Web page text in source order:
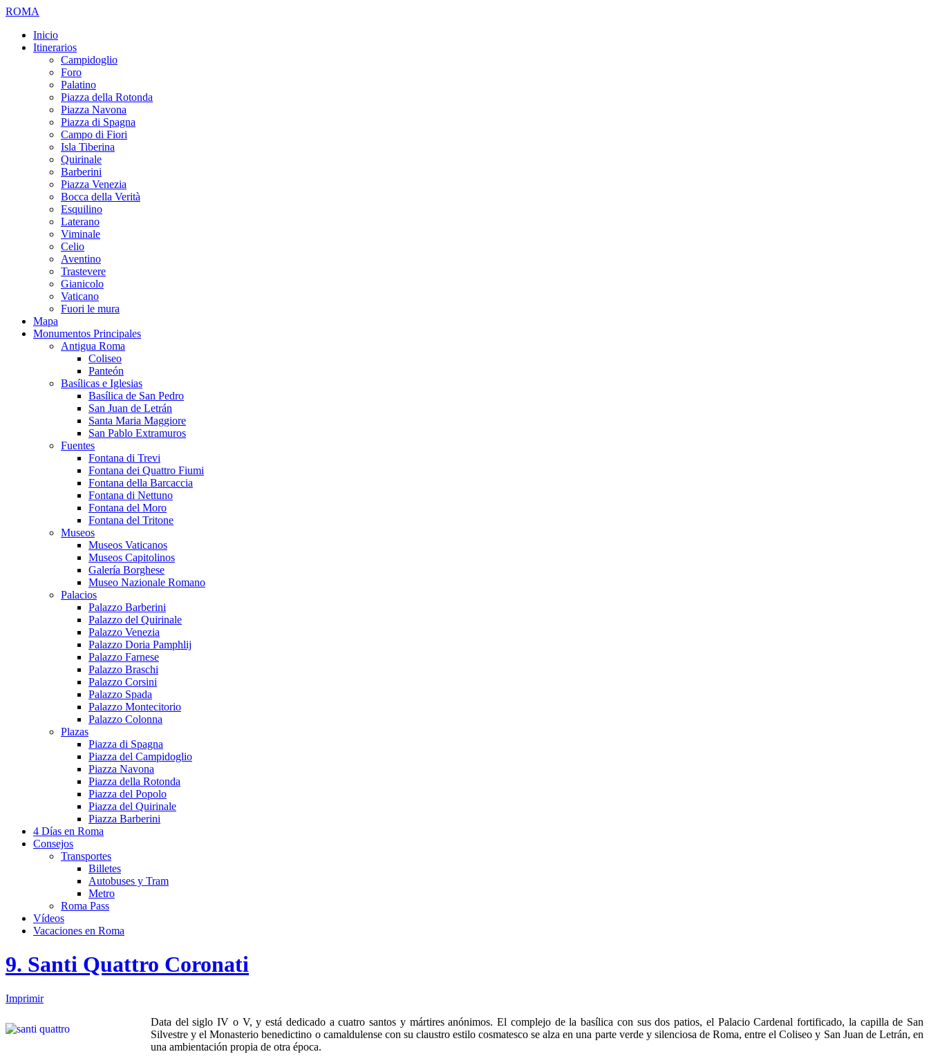
ROMA
Inicio
Itinerarios
Campidoglio
Foro
Palatino
Piazza della Rotonda
Piazza Navona
Piazza di Spagna
Campo di Fiori
Isla Tiberina
Quirinale
Barberini
Piazza Venezia
Bocca della Verità
Esquilino
Laterano
Viminale
Celio
Aventino
Trastevere
Gianicolo
Vaticano
Fuori le mura
Mapa
Monumentos Principales
Antigua Roma
Coliseo
Panteón
Basílicas e Iglesias
Basílica de San Pedro
San Juan de Letrán
Santa Maria Maggiore
San Pablo Extramuros
Fuentes
Fontana di Trevi
Fontana dei Quattro Fiumi
Fontana della Barcaccia
Fontana di Nettuno
Fontana del Moro
Fontana del Tritone
Museos
Museos Vaticanos
Museos Capitolinos
Galería Borghese
Museo Nazionale Romano
Palacios
Palazzo Barberini
Palazzo del Quirinale
Palazzo Venezia
Palazzo Doria Pamphlij
Palazzo Farnese
Palazzo Braschi
Palazzo Corsini
Palazzo Spada
Palazzo Montecitorio
Palazzo Colonna
Plazas
Piazza di Spagna
Piazza del Campidoglio
Piazza Navona
Piazza della Rotonda
Piazza del Popolo
Piazza del Quirinale
Piazza Barberini
4 Días en Roma
Consejos
Transportes
Billetes
Autobuses y Tram
Metro
Roma Pass
Vídeos
Vacaciones en Roma
9. Santi Quattro Coronati
Imprimir
Data del siglo IV o V, y está dedicado a cuatro santos y mártires anónimos. El complejo de la basílica con sus dos patios, el Palacio Cardenal fortificado, la capilla de San
Silvestre y el Monasterio benedictino o camaldulense con su claustro estilo cosmatesco se alza en una parte verde y silenciosa de Roma, entre el Coliseo y San Juan de Letrán, en
una ambientación propia de otra época.